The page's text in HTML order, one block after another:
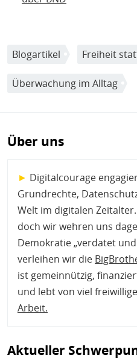
Blogartikel Freiheit
Überwachung im Alltag
Über uns
► Digitalcourage
Grundrechte,
Welt im digitalen
doch wir wehren uns
Demokratie „verdatet
verleihen wir die
ist gemeinnützig,
und lebt von viel
Arbeit.
Aktueller